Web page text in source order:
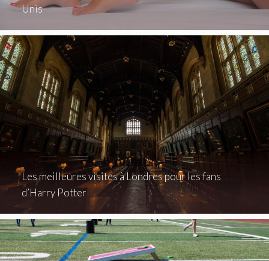
Unis
Les meilleures visites à Londres pour les fans
d’Harry Potter